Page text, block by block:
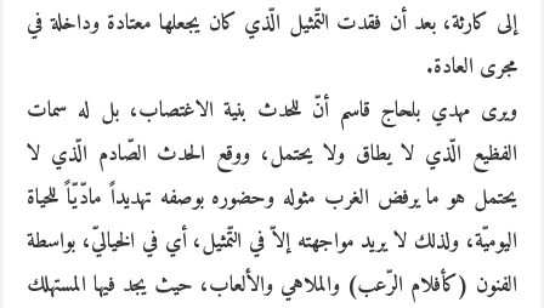
إلى كارثة، بعد أن فقدت التّمثيل الّذي كان يجعلها معتادة وداخلة في
مجرى العادة.
ويرى مهدي بلحاج قاسم أنّ للحدث بنية الاغتصاب، بل له سمات
الفظيع الّذي لا يطاق ولا يحتمل، ووقع الحدث الصّادم الّذي لا
يحتمل هو ما يرفض الغرب مثوله وحضوره بوصفه تهديداً مادّيّاً للحياة
اليوميّة، ولذلك لا يريد مواجهته إلاّ في التّمثيل، أي في الخياليّ، بواسطة
الفنون (كأفلام الرّعب) والملاهي والألعاب، حيث يجد فيها المستهلك